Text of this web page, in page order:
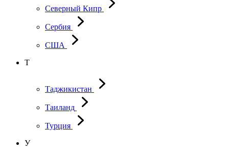
Северный Кипр
Сербия
США
Т
Таджикистан
Таиланд
Турция
У